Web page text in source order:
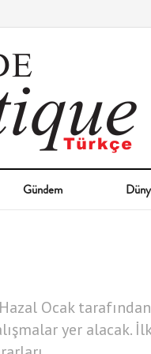
Gündem
Ocak
yer alacak.